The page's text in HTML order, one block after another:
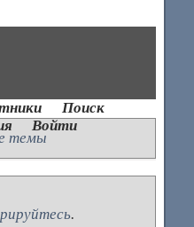
Поиск
Войти
темы
.